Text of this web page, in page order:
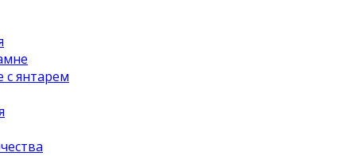
янтарем